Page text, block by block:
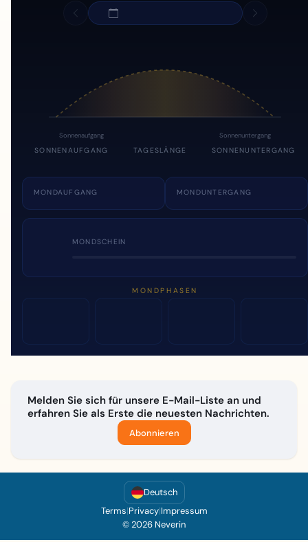
Sonnenaufgang Sonnenuntergang
SONNENAUFGANG TAGESLÄNGE SONNENUNTERGANG
MONDAUFGANG MONDUNTERGANG
MONDSCHEIN
MONDPHASEN
Melden Sie sich für unsere E-Mail-Liste an und
erfahren Sie als Erste die neuesten Nachrichten.
Abonnieren
Deutsch
Terms|Privacy|Impressum
© 2026 Neverin